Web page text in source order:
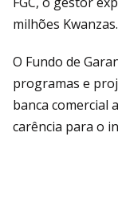
milhões Kwanzas.
O Fundo de
programas e
banca comercial
carência para o